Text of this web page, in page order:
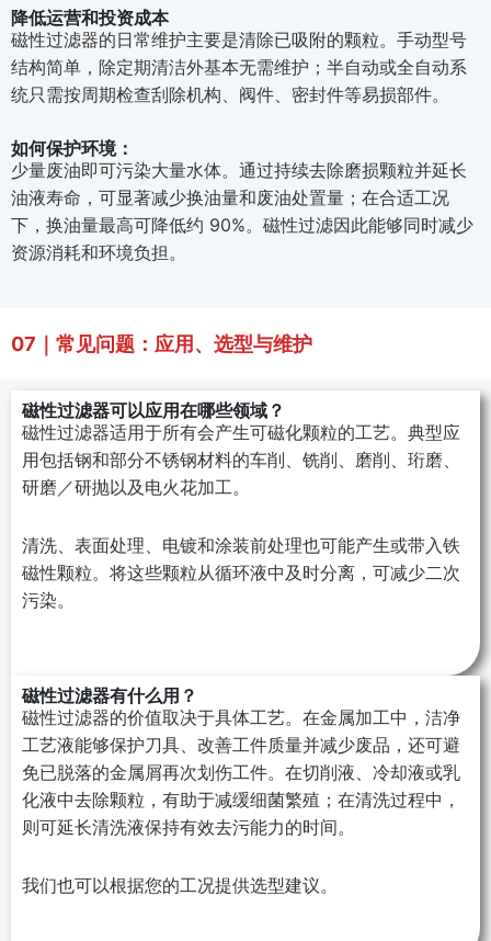
降低运营和投资成本
磁性过滤器的日常维护主要是清除已吸附的颗粒。手动型号
结构简单，除定期清洁外基本无需维护；半自动或全自动系
统只需按周期检查刮除机构、阀件、密封件等易损部件。
如何保护环境：
少量废油即可污染大量水体。通过持续去除磨损颗粒并延长
油液寿命，可显著减少换油量和废油处置量；在合适工况
下，换油量最高可降低约 90%。磁性过滤因此能够同时减少
资源消耗和环境负担。
07｜常见问题：应用、选型与维护
磁性过滤器可以应用在哪些领域？
磁性过滤器适用于所有会产生可磁化颗粒的工艺。典型应
用包括钢和部分不锈钢材料的车削、铣削、磨削、珩磨、
研磨／研抛以及电火花加工。
清洗、表面处理、电镀和涂装前处理也可能产生或带入铁
磁性颗粒。将这些颗粒从循环液中及时分离，可减少二次
污染。
磁性过滤器有什么用？
磁性过滤器的价值取决于具体工艺。在金属加工中，洁净
工艺液能够保护刀具、改善工件质量并减少废品，还可避
免已脱落的金属屑再次划伤工件。在切削液、冷却液或乳
化液中去除颗粒，有助于减缓细菌繁殖；在清洗过程中，
则可延长清洗液保持有效去污能力的时间。
我们也可以根据您的工况提供选型建议。